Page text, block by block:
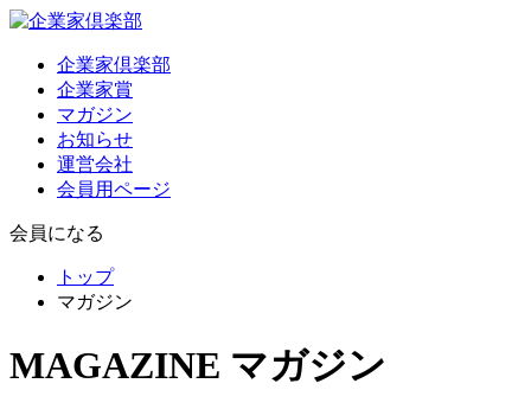
企業家倶楽部
企業家賞
マガジン
お知らせ
運営会社
会員用ページ
会員になる
トップ
マガジン
MAGAZINE マガジン